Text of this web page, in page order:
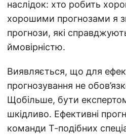
наслідок: хто робить
хорошими прогнозами я
прогнози, які
ймовірністю.
Виявляється, що для
прогнозування не
Щобільше, бути
шкідливо. Ефективні
команди Т-подібних